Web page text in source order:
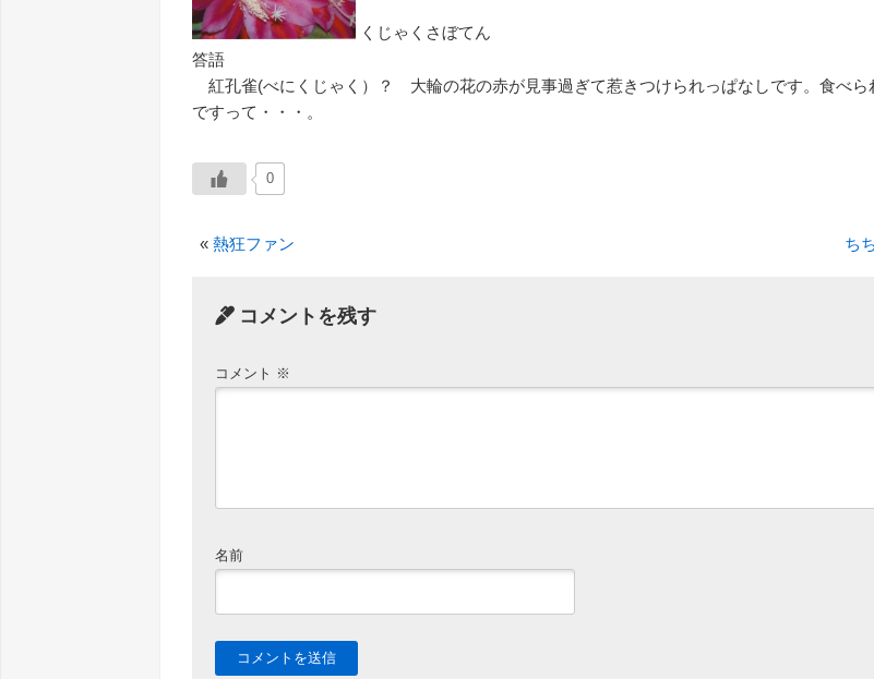
くじゃくさぼてん
答語
紅孔雀(べにくじゃく）？ 大輪の花の赤が見事過ぎて惹きつけられっぱなしです。食べら
ですって・・・。
0
«熱狂ファン ち
コメントを残す
コメント ※
名前